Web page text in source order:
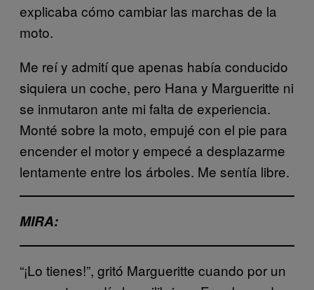
explicaba cómo cambiar las marchas de la
moto.
Me reí y admití que apenas había conducido
siquiera un coche, pero Hana y Margueritte ni
se inmutaron ante mi falta de experiencia.
Monté sobre la moto, empujé con el pie para
encender el motor y empecé a desplazarme
lentamente entre los árboles. Me sentía libre.
MIRA:
“¡Lo tienes!”, gritó Margueritte cuando por un